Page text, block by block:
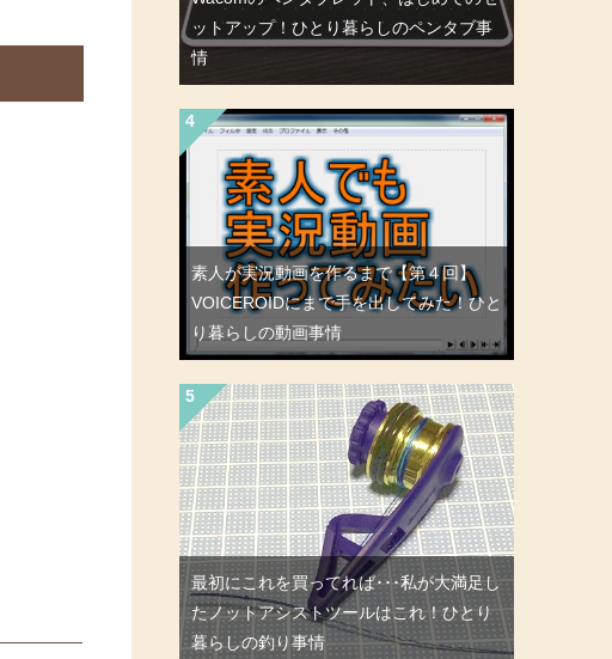
ットアップ！ひとり暮らしのペンタブ事
情
素人が実況動画を作るまで【第４回】
VOICEROIDにまで手を出してみた！ひと
り暮らしの動画事情
最初にこれを買ってれば･･･私が大満足し
たノットアシストツールはこれ！ひとり
暮らしの釣り事情